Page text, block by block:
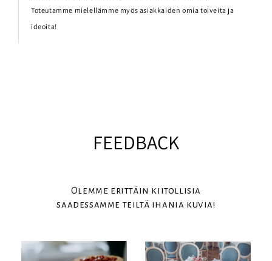
Toteutamme mielellämme myös asiakkaiden omia toiveita ja
ideoita!
FEEDBACK
Olemme erittäin kiitollisia
saadessamme teiltä ihania kuvia!